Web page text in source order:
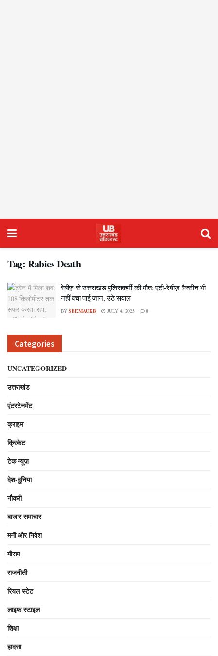
Tag: Rabies Death
रेबीज़ से उत्तराखंड पुलिसकर्मी की मौत: एंटी-रेबीज़ वैक्सीन भी
नहीं बचा पाई जान, उठे सवाल
BY SEEMAUKB JULY 4, 2025 0
Categories
UNCATEGORIZED
उत्तराखंड
एंटरटेनमेंट
क्राइम
क्रिकेट
टेक न्यूज़
देश-दुनिया
नौकरी
बाजार समाचार
मनी और निवेश
मौसम
राजनीती
रियल स्टेट
लाइफ स्टाइल
शिक्षा
हादसा